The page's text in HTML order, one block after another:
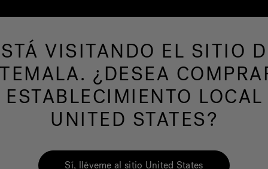
hidromasaje Más productos Nuestra
Breezy Summer
VISITANDO EL SITIO
¿DESEA
ESTABLECIMIENTO LOCAL
UNITED STATES?
Sí, lléveme al sitio United States